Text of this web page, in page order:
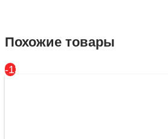
Похожие товары
-13%